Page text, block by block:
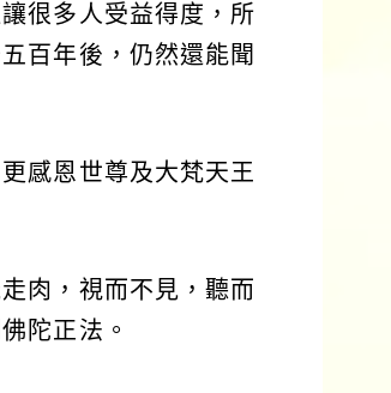
很多人受益得度，所
百年後，仍然還能聞
感恩世尊及大梵天王
肉，視而不見，聽而
陀正法。